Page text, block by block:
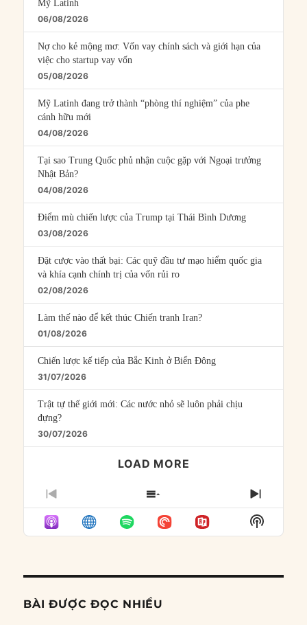
Mỹ Latinh
06/08/2026
Nợ cho kẻ mộng mơ: Vốn vay chính sách và giới hạn của
việc cho startup vay vốn
05/08/2026
Mỹ Latinh đang trở thành “phòng thí nghiệm” của phe
cánh hữu mới
04/08/2026
Tại sao Trung Quốc phủ nhận cuộc gặp với Ngoại trưởng
Nhật Bản?
04/08/2026
Điểm mù chiến lược của Trump tại Thái Bình Dương
03/08/2026
Đặt cược vào thất bại: Các quỹ đầu tư mạo hiểm quốc gia
và khía cạnh chính trị của vốn rủi ro
02/08/2026
Làm thế nào để kết thúc Chiến tranh Iran?
01/08/2026
Chiến lược kế tiếp của Bắc Kinh ở Biển Đông
31/07/2026
Trật tự thế giới mới: Các nước nhỏ sẽ luôn phải chịu
đựng?
30/07/2026
LOAD MORE
PREVIOUS
EPISODE
SHOW
EPISODES
LIST
NEXT
Show
Podcast
BÀI ĐƯỢC ĐỌC NHIỀU